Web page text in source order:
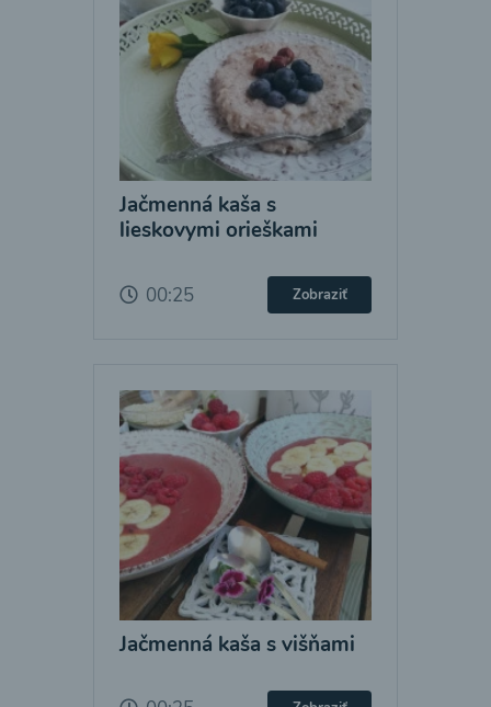
Jačmenná kaša s
lieskovymi orieškami
00:25 Zobraziť
Jačmenná kaša s višňami